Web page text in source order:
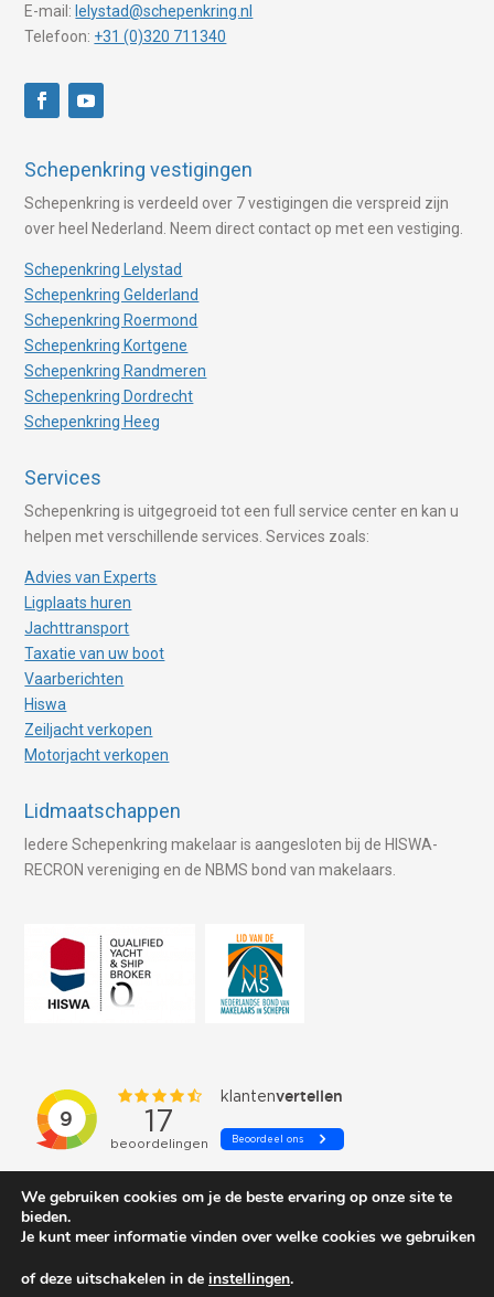
E-mail: lelystad@schepenkring.nl
Telefoon: +31 (0)320 711340
Schepenkring vestigingen
Schepenkring is verdeeld over 7 vestigingen die verspreid zijn
over heel Nederland. Neem direct contact op met een vestiging.
Schepenkring Lelystad
Schepenkring Gelderland
Schepenkring Roermond
Schepenkring Kortgene
Schepenkring Randmeren
Schepenkring Dordrecht
Schepenkring Heeg
Services
Schepenkring is uitgegroeid tot een full service center en kan u
helpen met verschillende services. Services zoals:
Advies van Experts
Ligplaats huren
Jachttransport
Taxatie van uw boot
Vaarberichten
Hiswa
Zeiljacht verkopen
Motorjacht verkopen
Lidmaatschappen
Iedere Schepenkring makelaar is aangesloten bij de HISWA-
RECRON vereniging en de NBMS bond van makelaars.
We gebruiken cookies om je de beste ervaring op onze site te
bieden.
Je kunt meer informatie vinden over welke cookies we gebruiken
of deze uitschakelen in de instellingen.